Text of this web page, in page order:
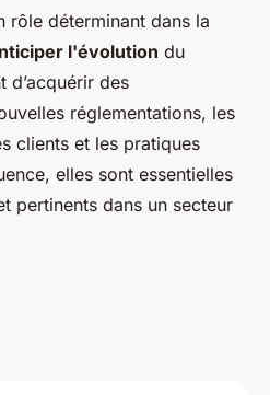
rôle déterminant dans la
l'évolution du
d’acquérir des
réglementations, les
clients et les pratiques
elles sont essentielles
pertinents dans un secteur